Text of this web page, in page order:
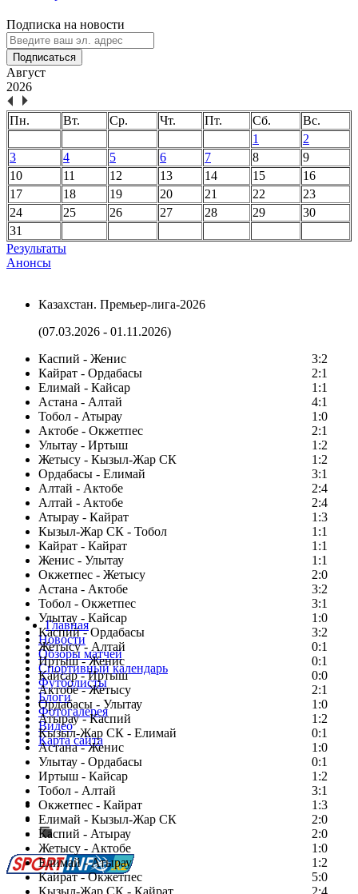
Подписка на новости
Подписаться
Август
2026
Пн. Вт. Ср. Чт. Пт. Сб.
Вс.
1
2
3
4 5 6 7 8
9
10
11 12 13 14 15
16
17
18 19 20 21 22
23
24
25 26 27 28 29
30
31
Результаты
Анонсы
Казахстан. Премьер-лига-2026
(07.03.2026 - 01.11.2026)
Каспий - Женис
3:2
Кайрат - Ордабасы
2:1
Елимай - Кайсар
1:1
Астана - Алтай
4:1
Тобол - Атырау
1:0
Актобе - Окжетпес
2:1
Улытау - Иртыш
1:2
Жетысу - Кызыл-Жар СК
1:2
Ордабасы - Елимай
3:1
Алтай - Актобе
2:4
Алтай - Актобе
2:4
Атырау - Кайрат
1:3
Кызыл-Жар СК - Тобол
1:1
Кайрат - Кайрат
1:1
Женис - Улытау
1:1
Окжетпес - Жетысу
2:0
Астана - Актобе
3:2
Тобол - Окжетпес
3:1
Улытау - Кайсар
1:0
Каспий - Ордабасы
3:2
Жетысу - Алтай
0:1
Иртыш - Женис
0:1
Кайсар - Иртыш
0:0
Актобе - Жетысу
2:1
Ордабасы - Улытау
1:0
Атырау - Каспий
1:2
Кызыл-Жар СК - Елимай
0:1
Астана - Женис
1:0
Улытау - Ордабасы
0:1
Иртыш - Кайсар
1:2
Тобол - Алтай
3:1
Окжетпес - Кайрат
1:3
Елимай - Кызыл-Жар СК
2:0
Каспий - Атырау
2:0
Жетысу - Актобе
1:0
Елимай - Атырау
1:2
Кайрат - Окжетпес
5:0
Главная
Новости
Обзоры матчей
Спортивный календарь
Футболисты
Блоги
Фотогалерея
Видео
Карта сайта
Есть идея?
Сообщить о мероприятии
Перейти на старый сайт